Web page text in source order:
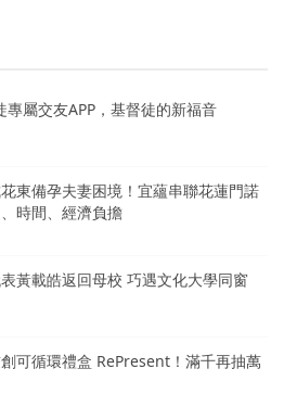
專屬交友APP，基督徒的新福音
花東備孕夫妻困境！宜蘊串聯花蓮門諾
時間、經濟負擔
黃載皓返回母校 巧遇文化大學同窗
可循環禮盒 RePresent！滿千再抽萬